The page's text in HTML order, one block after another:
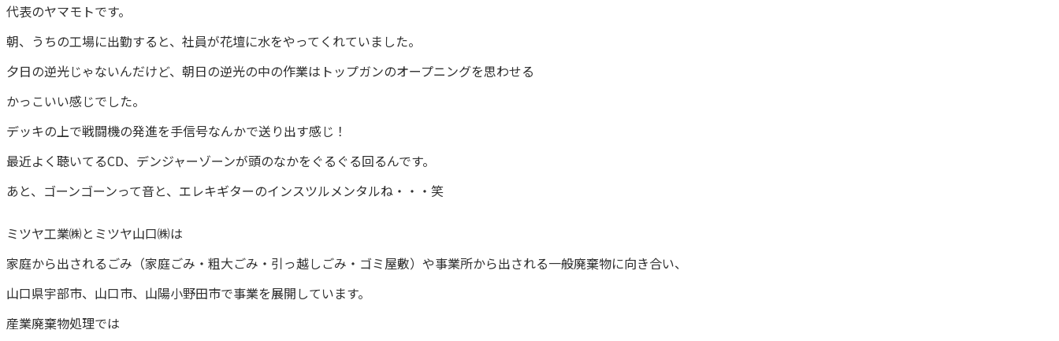
代表のヤマモトです。
朝、うちの工場に出勤すると、社員が花壇に水をやってくれていました。
夕日の逆光じゃないんだけど、朝日の逆光の中の作業はトップガンのオープニングを思わせる
かっこいい感じでした。
デッキの上で戦闘機の発進を手信号なんかで送り出す感じ！
最近よく聴いてるCD、デンジャーゾーンが頭のなかをぐるぐる回るんです。
あと、ゴーンゴーンって音と、エレキギターのインスツルメンタルね・・・笑
ミツヤ工業㈱とミツヤ山口㈱は
家庭から出されるごみ（家庭ごみ・粗大ごみ・引っ越しごみ・ゴミ屋敷）や事業所から出される一般廃棄物に向き合い、
山口県宇部市、山口市、山陽小野田市で事業を展開しています。
産業廃棄物処理では